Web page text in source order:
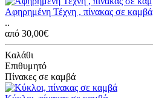
Αφηρημένη Τέχνη , πίνακας σε καμβά
..
από 30,00€
Καλάθι
Επιθυμητό
Πίνακες σε καμβά